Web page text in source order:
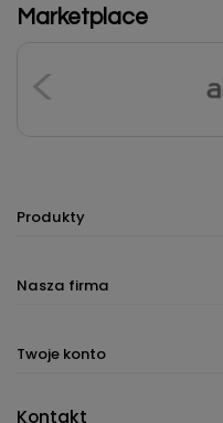
Marketplace
Produkty
Nasza firma
Twoje konto
Kontakt